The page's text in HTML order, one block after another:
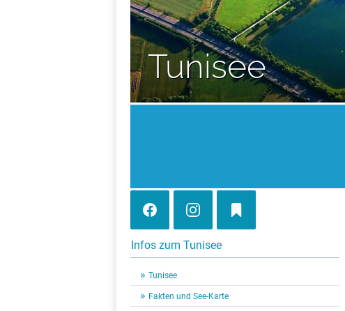
Tunisee
Infos zum Tunisee
Tunisee
Fakten und See-Karte